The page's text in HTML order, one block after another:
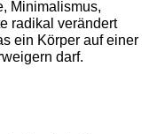
Minimalismus,
radikal verändert
ein Körper auf einer
darf.